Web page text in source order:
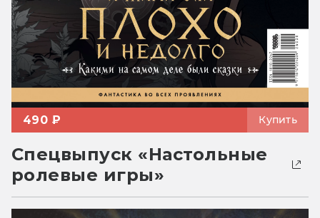
490 ₽ Купить
Спецвыпуск «Настольные
ролевые игры»